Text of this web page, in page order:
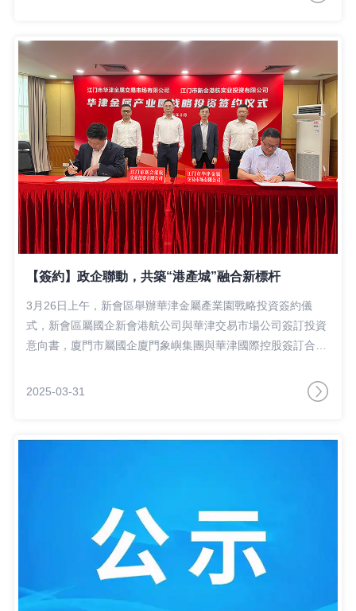
【簽約】政企聯動，共築“港產城”融合新標杆
3月26日上午，新會區舉辦華津金屬產業園戰略投資簽約儀
式，新會區屬國企新會港航公司與華津交易市場公司簽訂投資
意向書，廈門市屬國企廈門象嶼集團與華津國際控股簽訂合作
動“港產城”聯動發展。新會區委副書記、區長劉兵，區委常
2025-03-31